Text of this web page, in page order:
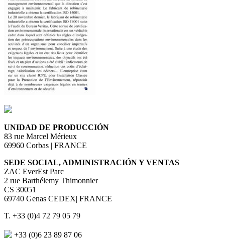
UNIDAD DE PRODUCCIÓN
83 rue Marcel Mérieux
69960 Corbas | FRANCE
SEDE SOCIAL, ADMINISTRACIÓN Y VENTAS
ZAC EverEst Parc
2 rue Barthélemy Thimonnier
CS 30051
69740 Genas CEDEX| FRANCE
T. +33 (0)4 72 79 05 79
+33 (0)6 23 89 87 06